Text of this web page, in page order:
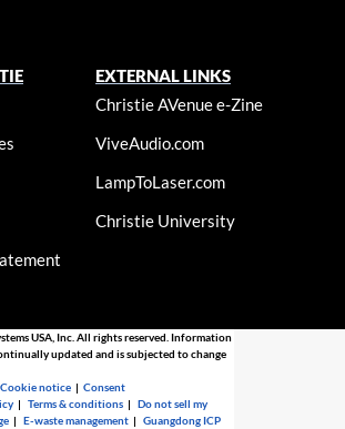
EXTERNAL LINKS
Christie AVenue e-Zine
ViveAudio.com
LampToLaser.com
Christie University
USA, Inc. All rights reserved. Information
updated and is subjected to change
Cookie notice |Consent
|Terms & conditions |Do not sell my
|E-waste management |Guangdong ICP